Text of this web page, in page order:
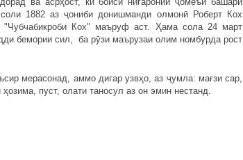
1882 аз ҷониби донишманди олмонӣ Роберт Кох
Кох" маъруф аст. Ҳама сола 24 март
бемории сил, ба рӯзи маърузаи олим номбурда рост
аммо дигар узвҳо, аз ҷумла: мағзи сар,
пуст, олати таносул аз он эмин нестанд.